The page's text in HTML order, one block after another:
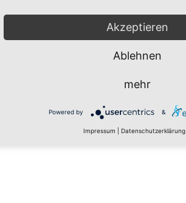
Akzeptieren
Ablehnen
mehr
Powered by &
Impressum Datenschutzerklärung